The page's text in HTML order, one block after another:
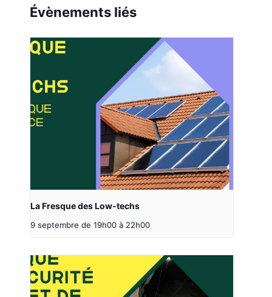
Évènements liés
La Fresque des Low-techs
9 septembre de 19h00 à 22h00